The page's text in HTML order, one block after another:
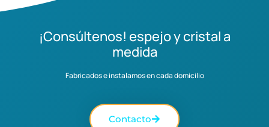
¡Consúltenos! espejo y cristal a
medida
Fabricados e instalamos en cada domicilio
Contacto